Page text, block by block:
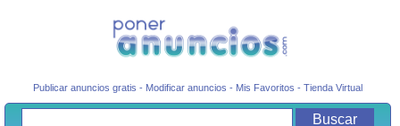
Publicar anuncios gratis - Modificar anuncios - Mis Favoritos -Tienda Virtual